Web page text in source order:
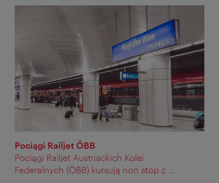
Pociągi Railjet ÖBB
Pociągi Railjet Austriackich Kolei
Federalnych (ÖBB) kursują non stop z ...